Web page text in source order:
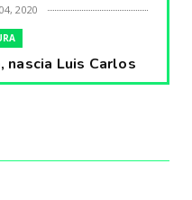
2020
nascia Luis Carlos
...
- parte